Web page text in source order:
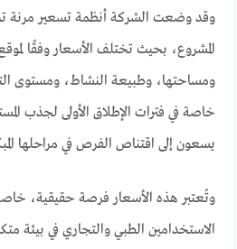
وقد وضعت الشركة أنظمة تسعير مرنة
المشروع، بحيث تختلف الأسعار وفقًا
ومساحتها، وطبيعة النشاط، ومستوى
خاصة في فترات الإطلاق الأولى لجذب
يسعون إلى اقتناص الفرص في مراحلها
وتُعتبر هذه الأسعار فرصة حقيقية،
الاستخدامين الطبي والتجاري في بيئة